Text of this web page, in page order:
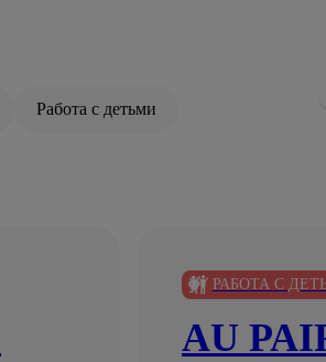
Работа с детьми
РАБОТА С
AU